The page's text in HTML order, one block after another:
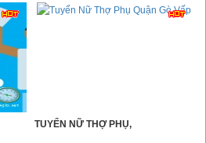
TUYỂN NỮ THỢ PHỤ,